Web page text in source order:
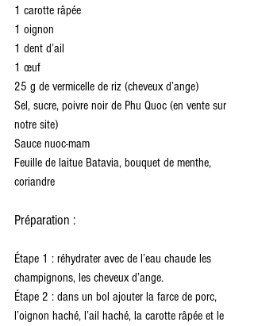
1 carotte râpée
1 oignon
1 dent d’ail
1 œuf
25 g de vermicelle de riz (cheveux d’ange)
Sel, sucre, poivre noir de Phu Quoc (en vente sur
notre site)
Sauce nuoc-mam
Feuille de laitue Batavia, bouquet de menthe,
coriandre
Préparation :
Étape 1 : réhydrater avec de l’eau chaude les
champignons, les cheveux d’ange.
Étape 2 : dans un bol ajouter la farce de porc,
l’oignon haché, l’ail haché, la carotte râpée et le